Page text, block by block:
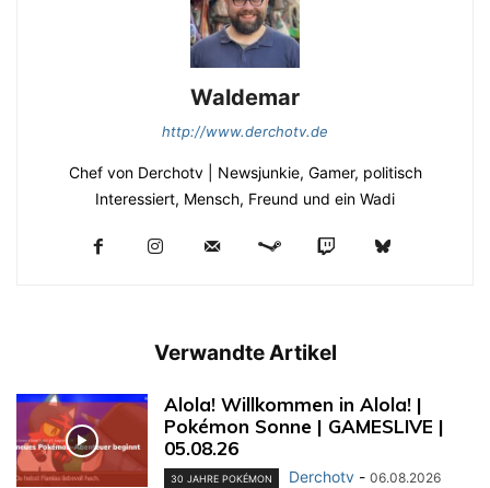
Waldemar
http://www.derchotv.de
Chef von Derchotv | Newsjunkie, Gamer, politisch
Interessiert, Mensch, Freund und ein Wadi
Verwandte Artikel
Alola! Willkommen in Alola! |
Pokémon Sonne | GAMESLIVE |
05.08.26
30 JAHRE POKÉMON Derchotv - 06.08.2026